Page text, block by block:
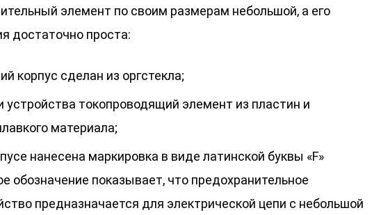
элемент по своим размерам небольшой, а его
достаточно проста:
корпус сделан из оргстекла;
устройства токопроводящий элемент из пластин и
материала;
нанесена маркировка в виде латинской буквы «F»
обозначение показывает, что предохранительное
предназначается для электрической цепи с небольшой